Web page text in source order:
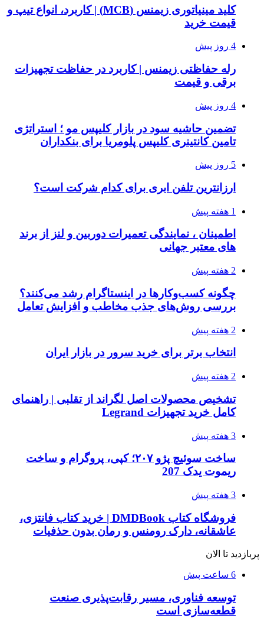
کلید مینیاتوری زیمنس (MCB) | کاربرد، انواع تیپ و
قیمت خرید
4 روز پیش
رله حفاظتی زیمنس | کاربرد در حفاظت تجهیزات
برقی و قیمت
4 روز پیش
تضمین حاشیه سود در بازار کلیپس مو ؛ استراتژی
تامین کانتینری کلیپس پلومریا برای بنکداران
5 روز پیش
ارزانترین تلفن ابری برای کدام شرکت است؟
1 هفته پیش
اطمینان ، نمایندگی تعمیرات دوربین و لنز از برند
های معتبر جهانی
2 هفته پیش
چگونه کسب‌وکارها در اینستاگرام رشد می‌کنند؟
بررسی روش‌های جذب مخاطب و افزایش تعامل
2 هفته پیش
انتخاب برتر برای خرید سرور در بازار ایران
2 هفته پیش
تشخیص محصولات اصل لگراند از تقلبی | راهنمای
کامل خرید تجهیزات Legrand
3 هفته پیش
ساخت سوئیچ پژو ۲۰۷؛ کپی، پروگرام و ساخت
ریموت یدک 207
3 هفته پیش
فروشگاه کتاب DMDBook | خرید کتاب فانتزی،
عاشقانه، دارک رومنس و رمان بدون حذفیات
پربازدید تا الان
6 ساعت پیش
توسعه فناوری، مسیر رقابت‌پذیری صنعت
قطعه‌سازی است